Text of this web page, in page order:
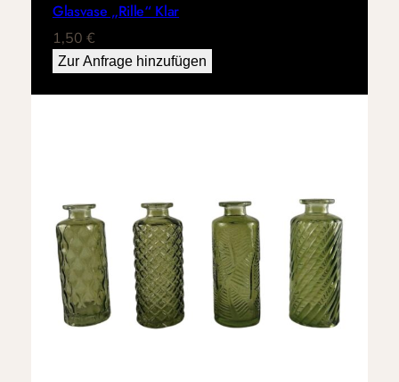
Glasvase „Rille“ Klar
1,50 €
Zur Anfrage hinzufügen